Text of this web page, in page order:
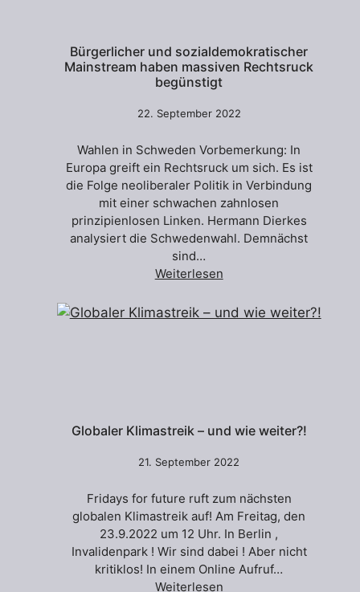
Bürgerlicher und sozialdemokratischer
Mainstream haben massiven Rechtsruck
begünstigt
22. September 2022
Wahlen in Schweden Vorbemerkung: In
Europa greift ein Rechtsruck um sich. Es ist
die Folge neoliberaler Politik in Verbindung
mit einer schwachen zahnlosen
prinzipienlosen Linken. Hermann Dierkes
analysiert die Schwedenwahl. Demnächst
sind…
Weiterlesen
Globaler Klimastreik – und wie weiter?!
21. September 2022
Fridays for future ruft zum nächsten
globalen Klimastreik auf! Am Freitag, den
23.9.2022 um 12 Uhr. In Berlin ,
Invalidenpark ! Wir sind dabei ! Aber nicht
kritiklos! In einem Online Aufruf…
Weiterlesen